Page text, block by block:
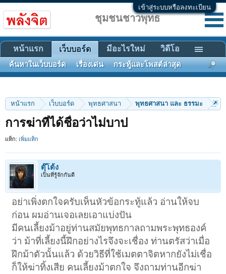
เข้าสู่ระบบหรือลงทะเบียน
หน้าแรก เว็บบอร์ด พุทธศาสนา พุทธศาสนา และ ธรรมะ
การฆ่าที่ได้ชื่อว่าไม่บาป
แท็ก: เพิ่มแท็ก
ตุ๊โต้ง
เป็นที่รู้จักกันดี
อย่าเพิ่งตกใจครับเห็นหัวข้อกระทู้แล้ว อ่านให้จบ
ก่อน ผมอ่านเจอเลยเอาแบ่งปัน
มีคนเลี้ยงม้าอยู่ท่านสมัยพุทธกาลถามพระพุทธองค์
ว่า ม้าที่เลี้ยงนี้ฝึกอย่างไรจึงจะเชื่อง ท่านตรัสว่าเมื่อ
ฝึกม้าตัวนั้นแล้ว ด้วยวิธีที่ใช้เมตตาจิตหากยังไม่เชื่อ
ก็ให้ฆ่าทิ้งเสีย คนเลี้ยงม้าตกใจ จึงถามท่านอีกฆ่า
ชุมชนชาวพุทธ
หน้าแรก เว็บบอร์ด
ค้นหาในเว็บบอร์ด เรื่องเด่น กระทู้และโพสต์ล่าสุด
มีอะไรใหม่ วิดีโอ